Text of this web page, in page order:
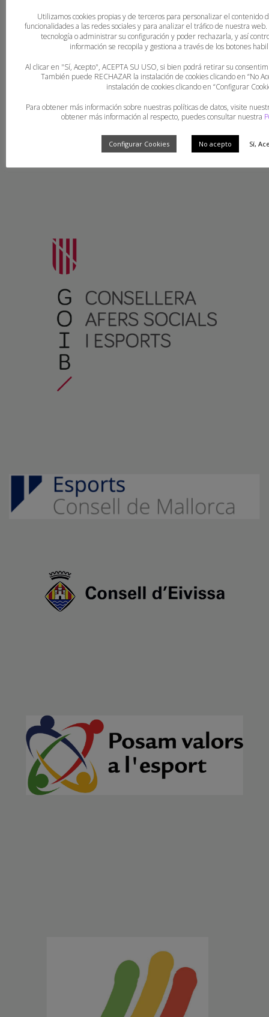
Resultats Jornada 2
Utilizamos cookies propias y de terceros para personalizar el contenido
funcionalidades a las redes sociales y para analizar el tráfico de nuestra
tecnología o administrar su configuración y poder rechazarla, y así
información se recopila y gestiona a través de los botones
Al clicar en "Sí, Acepto", ACEPTA SU USO, si bien podrá retirar su
También puede RECHAZAR la instalación de cookies clicando en “No
instalación de cookies clicando en “Configurar
Para obtener más información sobre nuestras políticas de datos, visite
obtener más información al respecto, puedes consultar nuestra
Configurar Cookies No acepto Sí,